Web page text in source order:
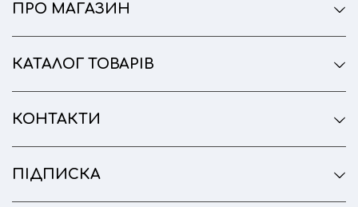
ПРО МАГАЗИН
КАТАЛОГ ТОВАРІВ
КОНТАКТИ
ПІДПИСКА